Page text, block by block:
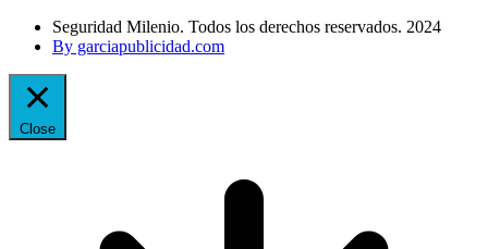
Seguridad Milenio. Todos los derechos reservados. 2024
By garciapublicidad.com
Close